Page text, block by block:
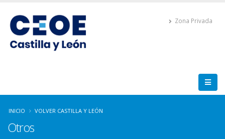
Zona Privada
INICIO VOLVER CASTILLA Y LEÓN
Otros